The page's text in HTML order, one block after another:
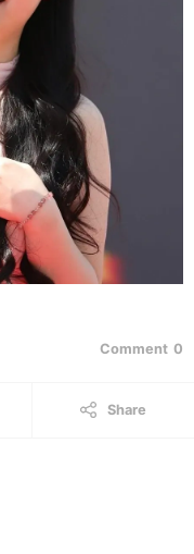
Comment 0
Share